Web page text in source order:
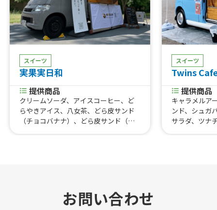
スイーツ
実果実日和
提供商品
クリームソーダ、アイスコーヒー、ど
らやきアイス、八女茶、どら皮サンド
（チョコバナナ）、どら皮サンド（キ
スイーツ
Twins
提供商品
キャラメルア
ンド、シュガ
サラダ、ツナ
お問い合わせ